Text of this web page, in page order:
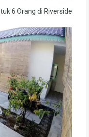
6 Orang di Riverside